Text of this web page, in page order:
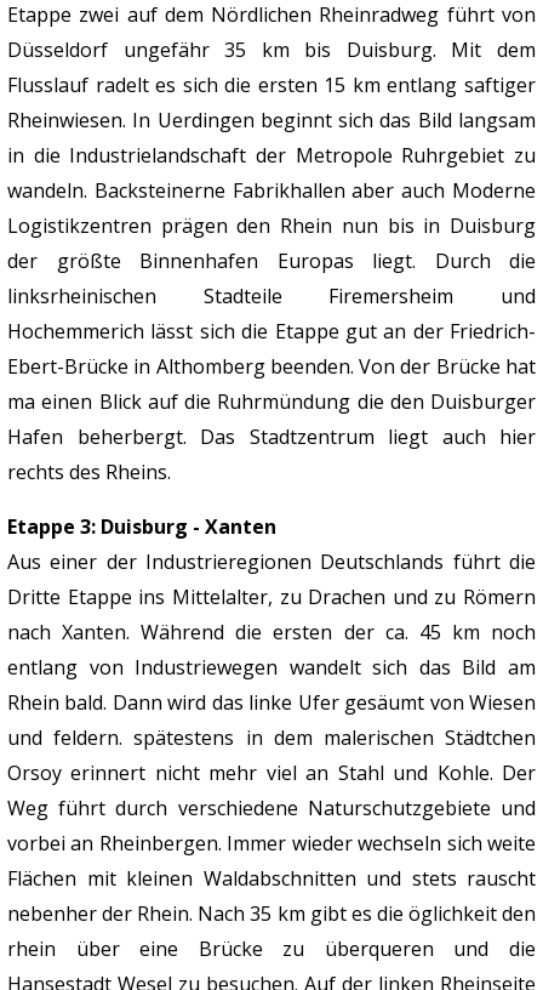
Etappe zwei auf dem Nördlichen Rheinradweg führt von
Düsseldorf ungefähr 35 km bis Duisburg. Mit dem
Flusslauf radelt es sich die ersten 15 km entlang saftiger
Rheinwiesen. In Uerdingen beginnt sich das Bild langsam
in die Industrielandschaft der Metropole Ruhrgebiet zu
wandeln. Backsteinerne Fabrikhallen aber auch Moderne
Logistikzentren prägen den Rhein nun bis in Duisburg
der größte Binnenhafen Europas liegt. Durch die
linksrheinischen Stadteile Firemersheim und
Hochemmerich lässt sich die Etappe gut an der Friedrich-
Ebert-Brücke in Althomberg beenden. Von der Brücke hat
ma einen Blick auf die Ruhrmündung die den Duisburger
Hafen beherbergt. Das Stadtzentrum liegt auch hier
rechts des Rheins.
Etappe 3: Duisburg - Xanten
Aus einer der Industrieregionen Deutschlands führt die
Dritte Etappe ins Mittelalter, zu Drachen und zu Römern
nach Xanten. Während die ersten der ca. 45 km noch
entlang von Industriewegen wandelt sich das Bild am
Rhein bald. Dann wird das linke Ufer gesäumt von Wiesen
und feldern. spätestens in dem malerischen Städtchen
Orsoy erinnert nicht mehr viel an Stahl und Kohle. Der
Weg führt durch verschiedene Naturschutzgebiete und
vorbei an Rheinbergen. Immer wieder wechseln sich weite
Flächen mit kleinen Waldabschnitten und stets rauscht
nebenher der Rhein. Nach 35 km gibt es die öglichkeit den
rhein über eine Brücke zu überqueren und die
Hansestadt Wesel zu besuchen. Auf der linken Rheinseite